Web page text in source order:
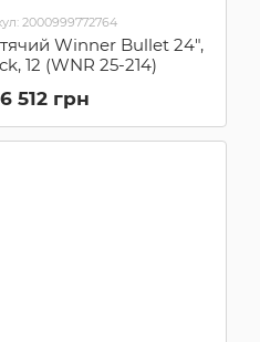
2000999772764
Winner Bullet 24",
12 (WNR 25-214)
512 грн